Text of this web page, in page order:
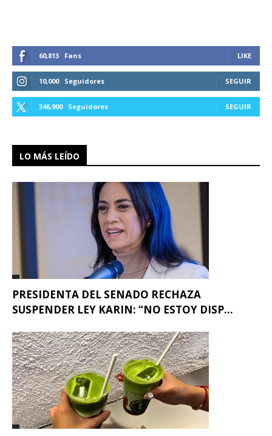
60,813 Fans LIKE
10,000 Seguidores SEGUIR
346,900 Seguidores SEGUIR
LO MÁS LEÍDO
PRESIDENTA DEL SENADO RECHAZA
SUSPENDER LEY KARIN: “NO ESTOY DISP...